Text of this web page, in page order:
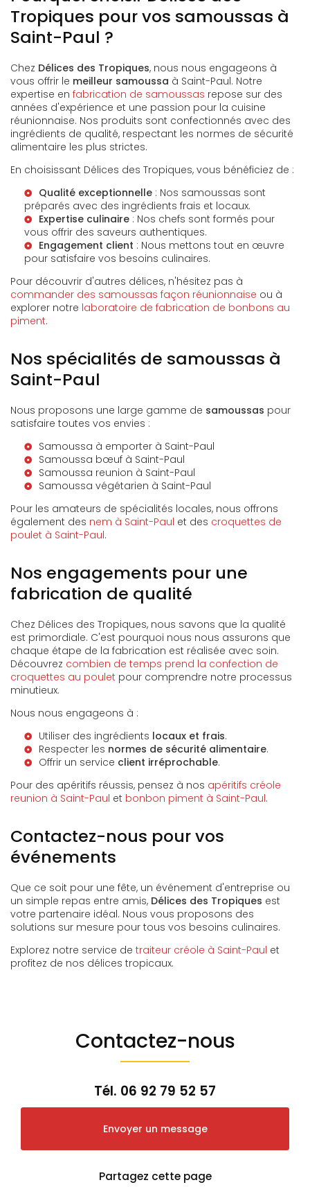
Tropiques pour vos samoussas à
Saint-Paul ?
Chez Délices des Tropiques, nous nous engageons à
vous offrir le meilleur samoussa à Saint-Paul. Notre
expertise en fabrication de samoussas repose sur des
années d'expérience et une passion pour la cuisine
réunionnaise. Nos produits sont confectionnés avec des
ingrédients de qualité, respectant les normes de sécurité
alimentaire les plus strictes.
En choisissant Délices des Tropiques, vous bénéficiez de :
Qualité exceptionnelle : Nos samoussas sont
préparés avec des ingrédients frais et locaux.
Expertise culinaire : Nos chefs sont formés pour
vous offrir des saveurs authentiques.
Engagement client : Nous mettons tout en œuvre
pour satisfaire vos besoins culinaires.
Pour découvrir d'autres délices, n'hésitez pas à
commander des samoussas façon réunionnaise ou à
explorer notre laboratoire de fabrication de bonbons au
piment.
Nos spécialités de samoussas à
Saint-Paul
Nous proposons une large gamme de samoussas pour
satisfaire toutes vos envies :
Samoussa à emporter à Saint-Paul
Samoussa bœuf à Saint-Paul
Samoussa reunion à Saint-Paul
Samoussa végétarien à Saint-Paul
Pour les amateurs de spécialités locales, nous offrons
également des nem à Saint-Paul et des croquettes de
poulet à Saint-Paul.
Nos engagements pour une
fabrication de qualité
Chez Délices des Tropiques, nous savons que la qualité
est primordiale. C'est pourquoi nous nous assurons que
chaque étape de la fabrication est réalisée avec soin.
Découvrez combien de temps prend la confection de
croquettes au poulet pour comprendre notre processus
minutieux.
Nous nous engageons à :
Utiliser des ingrédients locaux et frais.
Respecter les normes de sécurité alimentaire.
Offrir un service client irréprochable.
Pour des apéritifs réussis, pensez à nos apéritifs créole
reunion à Saint-Paul et bonbon piment à Saint-Paul.
Contactez-nous pour vos
événements
Que ce soit pour une fête, un événement d'entreprise ou
un simple repas entre amis, Délices des Tropiques est
votre partenaire idéal. Nous vous proposons des
solutions sur mesure pour tous vos besoins culinaires.
Explorez notre service de traiteur créole à Saint-Paul et
profitez de nos délices tropicaux.
Contactez-nous
Tél. 06 92 79 52 57
Envoyer un message
Partagez cette page